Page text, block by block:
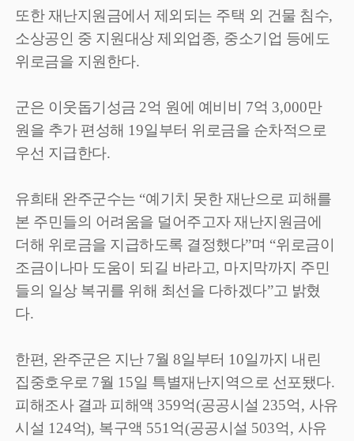
또한 재난지원금에서 제외되는 주택 외 건물 침수,
소상공인 중 지원대상 제외업종, 중소기업 등에도
위로금을 지원한다.
군은 이웃돕기성금 2억 원에 예비비 7억 3,000만
원을 추가 편성해 19일부터 위로금을 순차적으로
우선 지급한다.
유희태 완주군수는 “예기치 못한 재난으로 피해를
본 주민들의 어려움을 덜어주고자 재난지원금에
더해 위로금을 지급하도록 결정했다”며 “위로금이
조금이나마 도움이 되길 바라고, 마지막까지 주민
들의 일상 복귀를 위해 최선을 다하겠다”고 밝혔
다.
한편, 완주군은 지난 7월8일부터 10일까지 내린
집중호우로 7월 15일 특별재난지역으로 선포됐다.
피해조사 결과 피해액 359억(공공시설 235억, 사유
시설 124억), 복구액 551 억(공공시설 503억, 사유